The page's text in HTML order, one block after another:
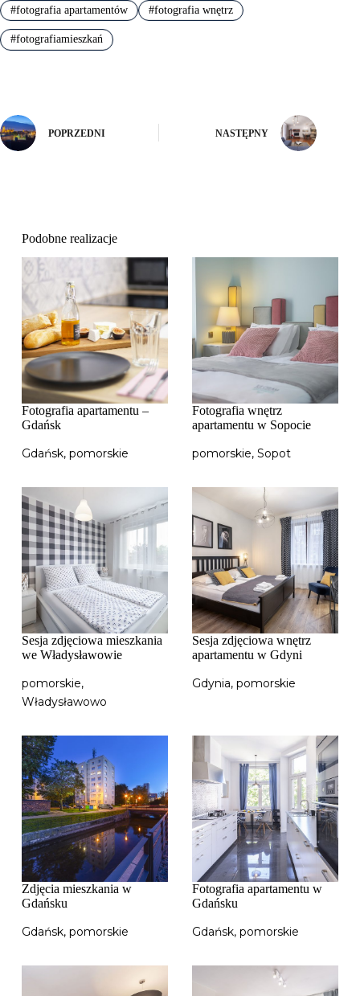
#fotografia apartamentów #fotografia wnętrz
#fotografiamieszkań
POPRZEDNI NASTĘPNY
Podobne realizacje
Fotografia apartamentu –
Gdańsk
Gdańsk, pomorskie
Fotografia wnętrz
apartamentu w Sopocie
pomorskie, Sopot
Sesja zdjęciowa mieszkania
we Władysławowie
pomorskie,
Władysławowo
Sesja zdjęciowa wnętrz
apartamentu w Gdyni
Gdynia, pomorskie
Zdjęcia mieszkania w
Gdańsku
Gdańsk, pomorskie
Fotografia apartamentu w
Gdańsku
Gdańsk, pomorskie